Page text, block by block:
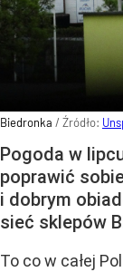
Biedronka / Źródło:
Pogoda w
poprawić
i dobrym
sieć sklepów
To co w całej